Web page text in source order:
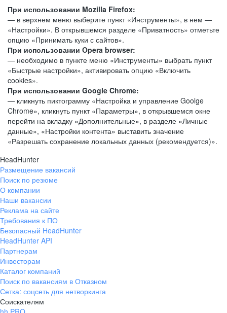
При использовании Mozilla Firefox:
— в верхнем меню выберите пункт «Инструменты», в нем —
«Настройки». В открывшемся разделе «Приватность» отметьте
опцию «Принимать куки с сайтов».
При использовании Opera browser:
— необходимо в пункте меню «Инструменты» выбрать пункт
«Быстрые настройки», активировать опцию «Включить
cookies».
При использовании Google Chrome:
— кликнуть пиктограмму «Настройка и управление Goolge
Chrome», кликнуть пункт «Параметры», в открывшемся окне
перейти на вкладку «Дополнительные», в разделе «Личные
данные», «Настройки контента» выставить значение
«Разрешать сохранение локальных данных (рекомендуется)».
HeadHunter
Размещение вакансий
Поиск по резюме
О компании
Наши вакансии
Реклама на сайте
Требования к ПО
Безопасный HeadHunter
HeadHunter API
Партнерам
Инвесторам
Каталог компаний
Поиск по вакансиям в Отказном
Сетка: соцсеть для нетворкинга
Соискателям